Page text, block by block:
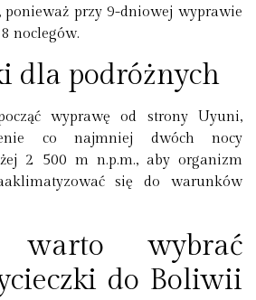
przy 9-dniowej wyprawie
noclegów.
dla podróżnych
wyprawę od strony Uyuni,
co najmniej dwóch nocy
2 500 m n.p.m., aby organizm
się do warunków
warto wybrać
do Boliwii